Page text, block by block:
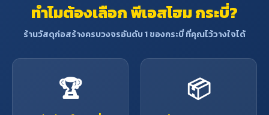
ทำไมต้องเลือก พีเอสโฮม กระบี่?
ร้านวัสดุก่อสร้างครบวงจรอันดับ 1 ของกระบี่ ที่คุณไว้วางใจได้
🏆 📦